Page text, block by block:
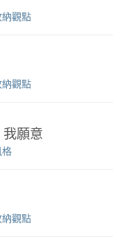
納觀點
納觀點
願意
格
納觀點